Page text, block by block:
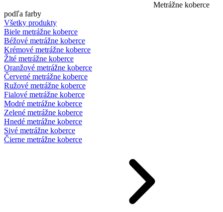
Metrážne koberce
podľa farby
Všetky produkty
Biele metrážne koberce
Béžové metrážne koberce
Krémové metrážne koberce
Žlté metrážne koberce
Oranžové metrážne koberce
Červené metrážne koberce
Ružové metrážne koberce
Fialové metrážne koberce
Modré metrážne koberce
Zelené metrážne koberce
Hnedé metrážne koberce
Sivé metrážne koberce
Čierne metrážne koberce